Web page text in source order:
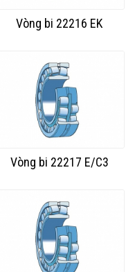
Vòng bi 22216 EK
Vòng bi 22217 E/C3